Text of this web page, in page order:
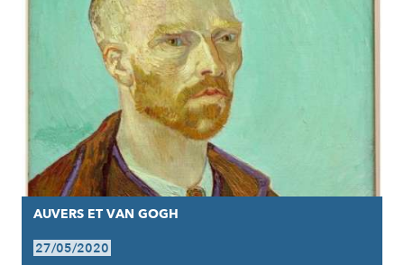
AUVERS ET VAN GOGH
27/05/2020